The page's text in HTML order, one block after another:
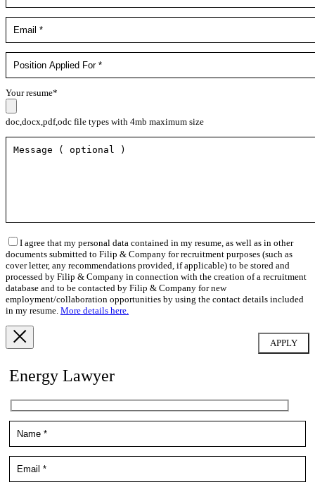
Your resume*
doc,docx,pdf,odc file types with 4mb maximum size
I agree that my personal data contained in my resume, as well as in other
documents submitted to Filip & Company for recruitment purposes (such as
cover letter, any recommendations provided, if applicable) to be stored and
processed by Filip & Company in connection with the creation of a recruitment
database and to be contacted by Filip & Company for new
employment/collaboration opportunities by using the contact details included
in my resume. More details here.
Energy Lawyer